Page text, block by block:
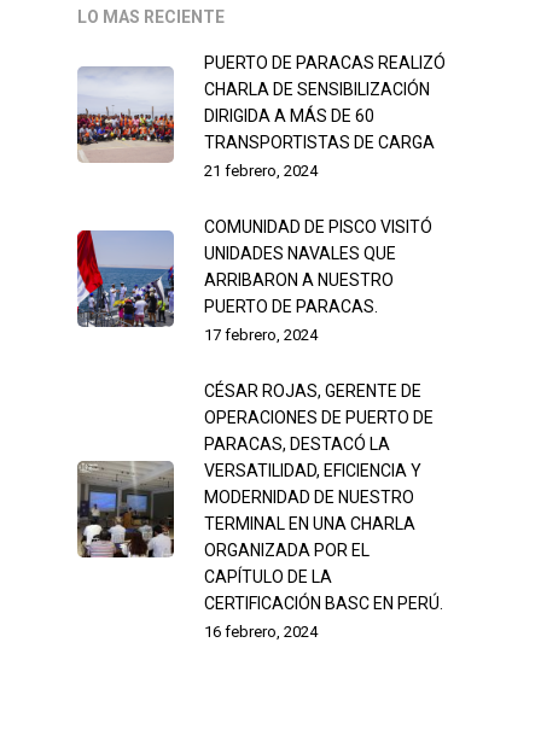
LO MAS RECIENTE
PUERTO DE PARACAS REALIZÓ
CHARLA DE SENSIBILIZACIÓN
DIRIGIDA A MÁS DE 60
TRANSPORTISTAS DE CARGA
21 febrero, 2024
COMUNIDAD DE PISCO VISITÓ
UNIDADES NAVALES QUE
ARRIBARON A NUESTRO
PUERTO DE PARACAS.
17 febrero, 2024
CÉSAR ROJAS, GERENTE DE
OPERACIONES DE PUERTO DE
PARACAS, DESTACÓ LA
VERSATILIDAD, EFICIENCIA Y
MODERNIDAD DE NUESTRO
TERMINAL EN UNA CHARLA
ORGANIZADA POR EL
CAPÍTULO DE LA
CERTIFICACIÓN BASC EN PERÚ.
16 febrero, 2024